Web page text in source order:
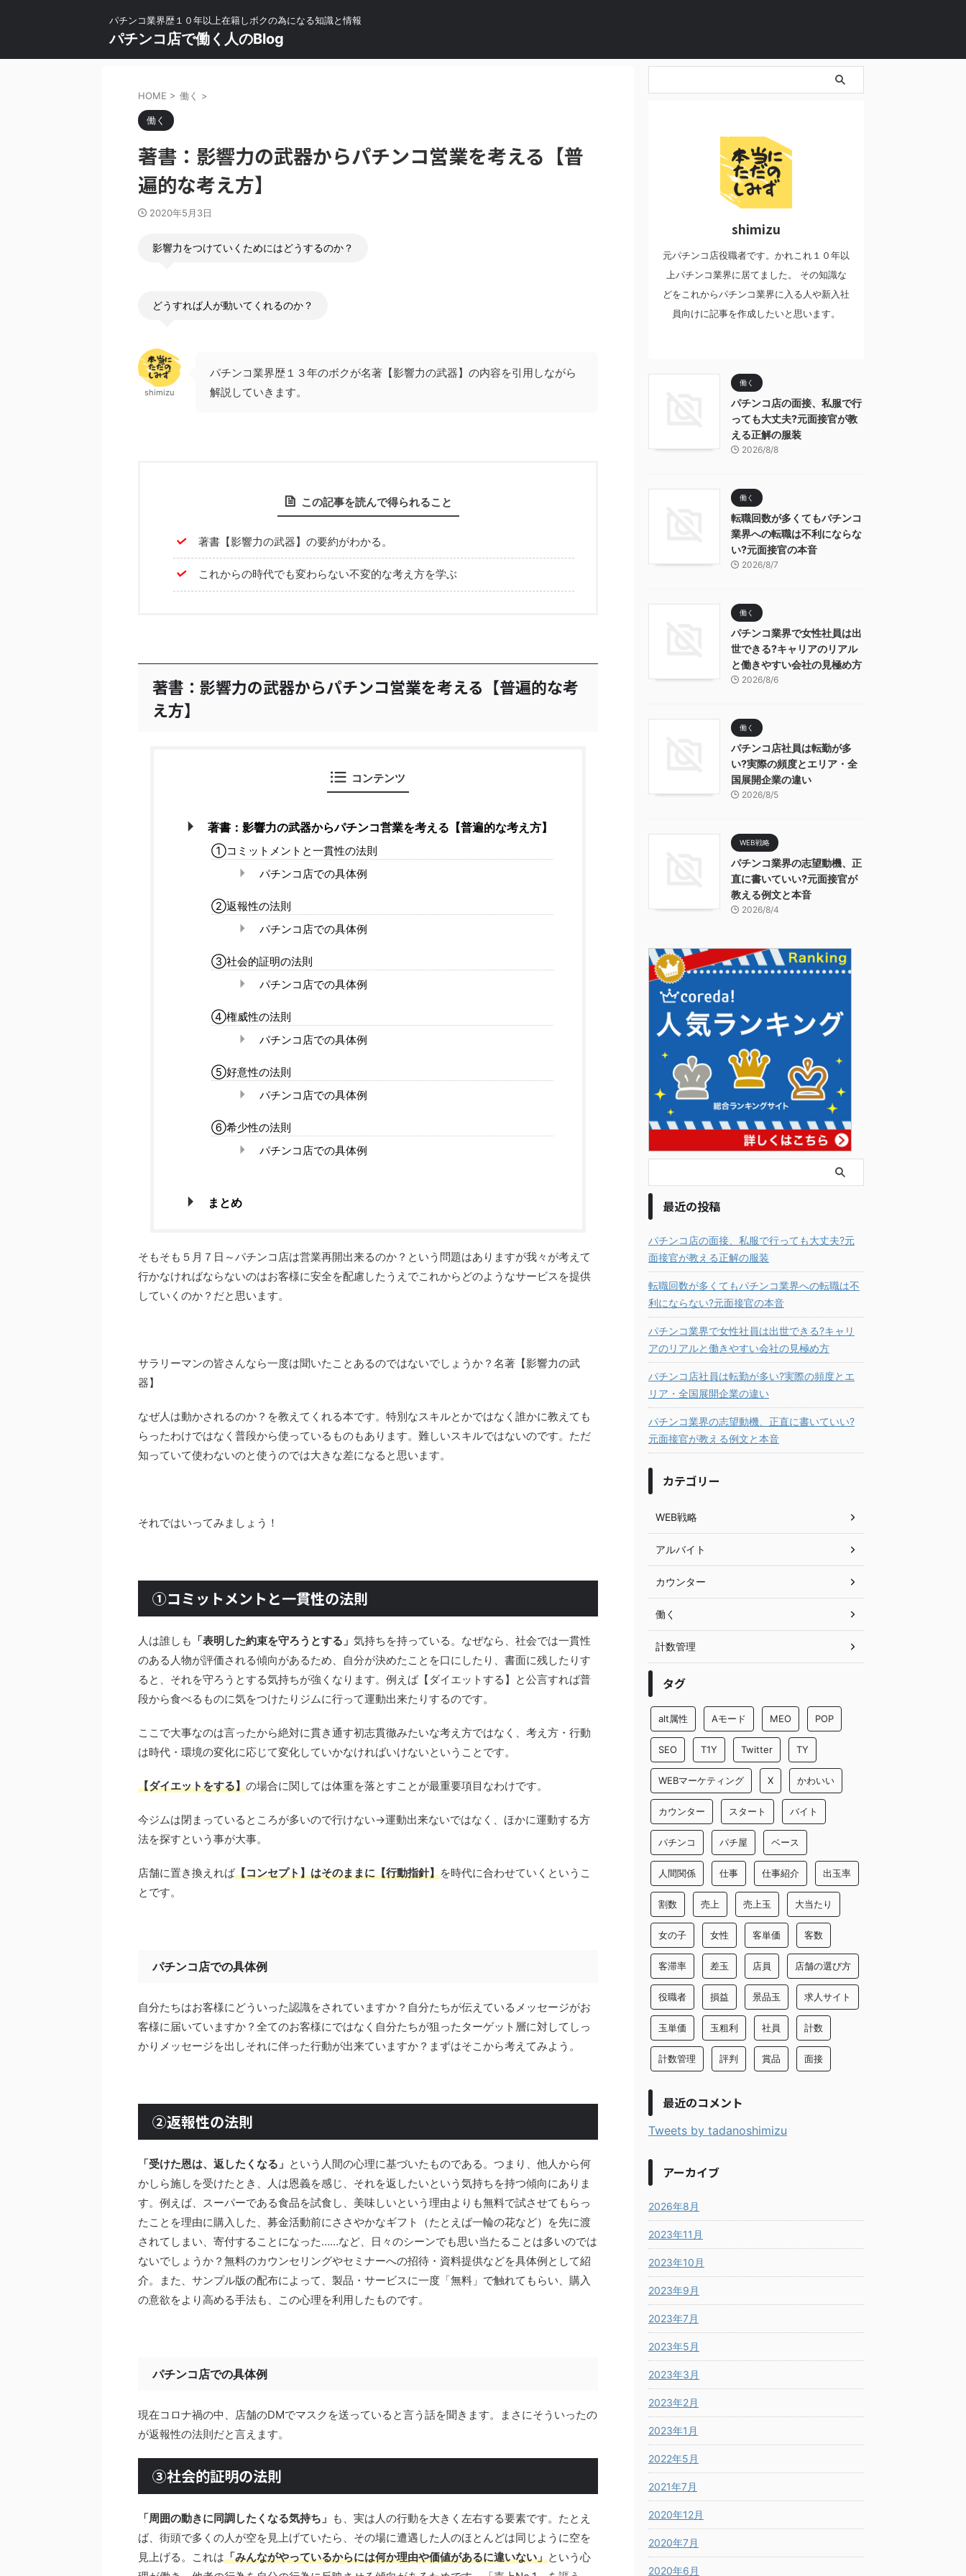
パチンコ業界歴１０年以上在籍しボクの為になる知識と情報
パチンコ店で働く人のBlog
HOME > 働く >
働く
著書：影響力の武器からパチンコ営業を考える【普
遍的な考え方】
2020年5月3日
影響力をつけていくためにはどうするのか？
どうすれば人が動いてくれるのか？
shimizu
パチンコ業界歴１３年のボクが名著【影響力の武器】の内容を引用しながら
解説していきます。
この記事を読んで得られること
著書【影響力の武器】の要約がわかる。
これからの時代でも変わらない不変的な考え方を学ぶ
著書：影響力の武器からパチンコ営業を考える【普遍的な考
え方】
コンテンツ
著書：影響力の武器からパチンコ営業を考える【普遍的な考え方】
①コミットメントと一貫性の法則
パチンコ店での具体例
②返報性の法則
パチンコ店での具体例
③社会的証明の法則
パチンコ店での具体例
④権威性の法則
パチンコ店での具体例
⑤好意性の法則
パチンコ店での具体例
⑥希少性の法則
パチンコ店での具体例
まとめ
そもそも５月７日～パチンコ店は営業再開出来るのか？という問題はありますが我々が考えて
行かなければならないのはお客様に安全を配慮したうえでこれからどのようなサービスを提供
していくのか？だと思います。
サラリーマンの皆さんなら一度は聞いたことあるのではないでしょうか？名著【影響力の武
器】
なぜ人は動かされるのか？を教えてくれる本です。特別なスキルとかではなく誰かに教えても
らったわけではなく普段から使っているものもあります。難しいスキルではないのです。ただ
知っていて使わないのと使うのでは大きな差になると思います。
それではいってみましょう！
①コミットメントと一貫性の法則
人は誰しも 「表明した約束を守ろうとする」 気持ちを持っている。なぜなら、社会では一貫性
のある人物が評価される傾向があるため、自分が決めたことを口にしたり、書面に残したりす
ると、それを守ろうとする気持ちが強くなります。例えば【ダイエットする】と公言すれば普
段から食べるものに気をつけたりジムに行って運動出来たりするのです。
ここで大事なのは言ったから絶対に貫き通す初志貫徹みたいな考え方ではなく、考え方・行動
は時代・環境の変化に応じて変化していかなければいけないということです。
【ダイエットをする】の場合に関しては体重を落とすことが最重要項目なわけです。
今ジムは閉まっているところが多いので行けない→運動出来ないではなく、ほかに運動する方
法を探すという事が大事。
店舗に置き換えれば【コンセプト】はそのままに【行動指針】を時代に合わせていくというこ
とです。
パチンコ店での具体例
自分たちはお客様にどういった認識をされていますか？自分たちが伝えているメッセージがお
客様に届いていますか？全てのお客様にではなく自分たちが狙ったターゲット層に対してしっ
かりメッセージを出しそれに伴った行動が出来ていますか？まずはそこから考えてみよう。
②返報性の法則
「受けた恩は、返したくなる」 という人間の心理に基づいたものである。つまり、他人から何
かしら施しを受けたとき、人は恩義を感じ、それを返したいという気持ちを持つ傾向にありま
す。例えば、スーパーである食品を試食し、美味しいという理由よりも無料で試させてもらっ
たことを理由に購入した、募金活動前にささやかなギフト（たとえば一輪の花など）を先に渡
されてしまい、寄付することになった……など、日々のシーンでも思い当たることは多いのでは
ないでしょうか？無料のカウンセリングやセミナーへの招待・資料提供などを具体例として紹
介。また、サンプル版の配布によって、製品・サービスに一度「無料」で触れてもらい、購入
の意欲をより高める手法も、この心理を利用したものです。
パチンコ店での具体例
現在コロナ禍の中、店舗のDMでマスクを送っていると言う話を聞きます。まさにそういったの
が返報性の法則だと言えます。
③社会的証明の法則
「周囲の動きに同調したくなる気持ち」 も、実は人の行動を大きく左右する要素です。たとえ
ば、街頭で多くの人が空を見上げていたら、その場に遭遇した人のほとんどは同じように空を
見上げる。これは「みんながやっているからには何か理由や価値があるに違いない」という心
shimizu
元パチンコ店役職者です。かれこれ１０年以
上パチンコ業界に居てました。 その知識な
どをこれからパチンコ業界に入る人や新入社
員向けに記事を作成したいと思います。
働く
パチンコ店の面接、私服で行
っても大丈夫?元面接官が教
える正解の服装
2026/8/8
働く
転職回数が多くてもパチンコ
業界への転職は不利にならな
い?元面接官の本音
2026/8/7
働く
パチンコ業界で女性社員は出
世できる?キャリアのリアル
と働きやすい会社の見極め方
2026/8/6
働く
パチンコ店社員は転勤が多
い?実際の頻度とエリア・全
国展開企業の違い
2026/8/5
WEB戦略
パチンコ業界の志望動機、正
直に書いていい?元面接官が
教える例文と本音
2026/8/4
最近の投稿
パチンコ店の面接、私服で行っても大丈夫?元
面接官が教える正解の服装
転職回数が多くてもパチンコ業界への転職は不
利にならない?元面接官の本音
パチンコ業界で女性社員は出世できる?キャリ
アのリアルと働きやすい会社の見極め方
パチンコ店社員は転勤が多い?実際の頻度とエ
リア・全国展開企業の違い
パチンコ業界の志望動機、正直に書いていい?
元面接官が教える例文と本音
カテゴリー
WEB戦略
アルバイト
カウンター
働く
計数管理
タグ
alt属性 Aモード MEO POP
SEO T1Y Twitter TY
WEBマーケティング X かわいい
カウンター スタート バイト
パチンコ パチ屋 ベース
人間関係 仕事 仕事紹介 出玉率
割数 売上 売上玉 大当たり
女の子 女性 客単価 客数
客滞率 差玉 店員 店舗の選び方
役職者 損益 景品玉 求人サイト
玉単価 玉粗利 社員 計数
計数管理 評判 賞品 面接
最近のコメント
Tweets by tadanoshimizu
アーカイブ
2026年8月
2023年11月
2023年10月
2023年9月
2023年7月
2023年5月
2023年3月
2023年2月
2023年1月
2022年5月
2021年7月
2020年12月
2020年7月
2020年6月